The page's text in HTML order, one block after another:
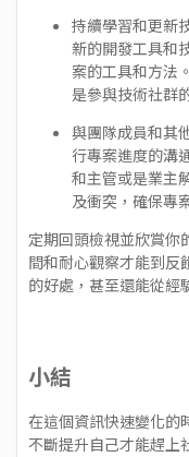
持續學習和更新
新的開發工具和
案的工具和方法
是參與技術社群
與團隊成員和其
行專案進度的溝
和主管或是業主
及衝突，確保專
定期回頭檢視並欣賞你
間和耐心觀察才能到反
的好處，甚至還能從經
小結
在這個資訊快速變化的
不斷提升自己才能趕上